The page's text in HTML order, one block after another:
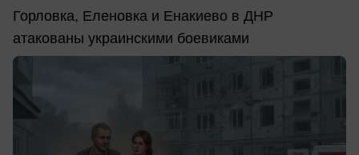
Горловка, Еленовка и Енакиево в ДНР
атакованы украинскими боевиками